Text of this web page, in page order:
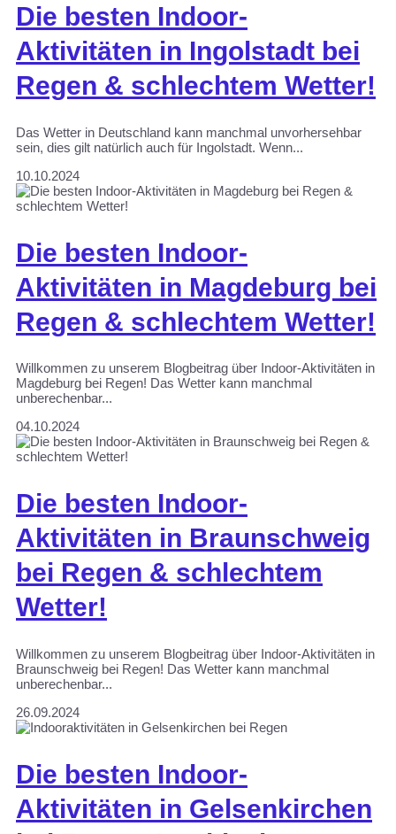
Die besten Indoor-
Aktivitäten in Ingolstadt bei
Regen & schlechtem Wetter!
Das Wetter in Deutschland kann manchmal unvorhersehbar
sein, dies gilt natürlich auch für Ingolstadt. Wenn...
10.10.2024
Die besten Indoor-
Aktivitäten in Magdeburg bei
Regen & schlechtem Wetter!
Willkommen zu unserem Blogbeitrag über Indoor-Aktivitäten in
Magdeburg bei Regen! Das Wetter kann manchmal
unberechenbar...
04.10.2024
Die besten Indoor-
Aktivitäten in Braunschweig
bei Regen & schlechtem
Wetter!
Willkommen zu unserem Blogbeitrag über Indoor-Aktivitäten in
Braunschweig bei Regen! Das Wetter kann manchmal
unberechenbar...
26.09.2024
Die besten Indoor-
Aktivitäten in Gelsenkirchen